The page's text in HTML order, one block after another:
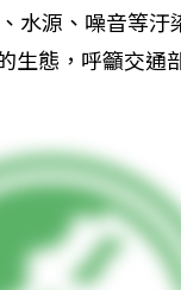
水源、噪音等
生態，呼籲交通